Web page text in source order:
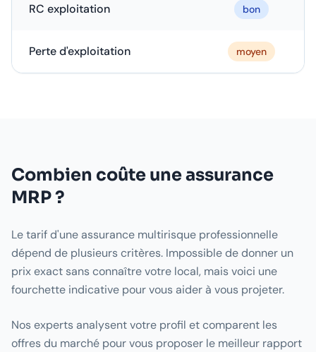
RC exploitation bon
Perte d'exploitation moyen
Combien coûte une assurance
MRP ?
Le tarif d'une assurance multirisque professionnelle
dépend de plusieurs critères. Impossible de donner un
prix exact sans connaître votre local, mais voici une
fourchette indicative pour vous aider à vous projeter.
Nos experts analysent votre profil et comparent les
offres du marché pour vous proposer le meilleur rapport